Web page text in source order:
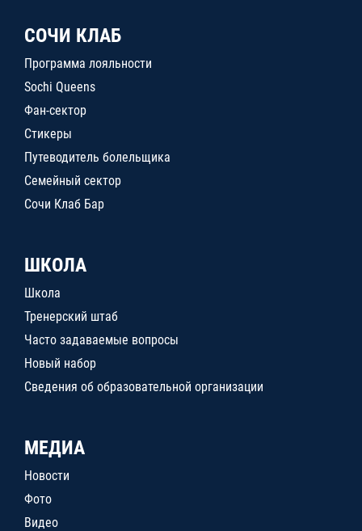
СОЧИ КЛАБ
Программа лояльности
Sochi Queens
Фан-сектор
Стикеры
Путеводитель болельщика
Семейный сектор
Сочи Клаб Бар
ШКОЛА
Школа
Тренерский штаб
Часто задаваемые вопросы
Новый набор
Сведения об образовательной организации
МЕДИА
Новости
Фото
Видео